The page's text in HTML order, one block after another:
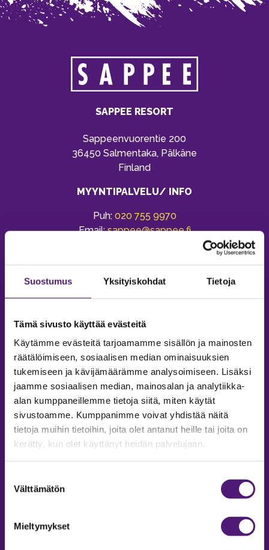
Suostumus Yksityiskohdat Tietoja
Tämä sivusto käyttää evästeitä
Käytämme evästeitä tarjoamamme sisällön ja mainosten
räätälöimiseen, sosiaalisen median ominaisuuksien
tukemiseen ja kävijämäärämme analysoimiseen. Lisäksi
jaamme sosiaalisen median, mainosalan ja analytiikka-
alan kumppaneillemme tietoja siitä, miten käytät
sivustoamme. Kumppanimme voivat yhdistää näitä
tietoja muihin tietoihin, joita olet antanut heille tai joita on
kerätty, kun olet käyttänyt heidän palvelujaan.
valinta
Välttämätön
Mieltymykset
SAPPEE RESORT
Sappeenvuorentie 200
36450 Salmentaka, Pälkäne
Finland
MYYNTIPALVELU/ INFO
Puh: 020 755 9970
Email:sappee@sappee.fi
MAJOITUS
Tiedustelut & Varaukset